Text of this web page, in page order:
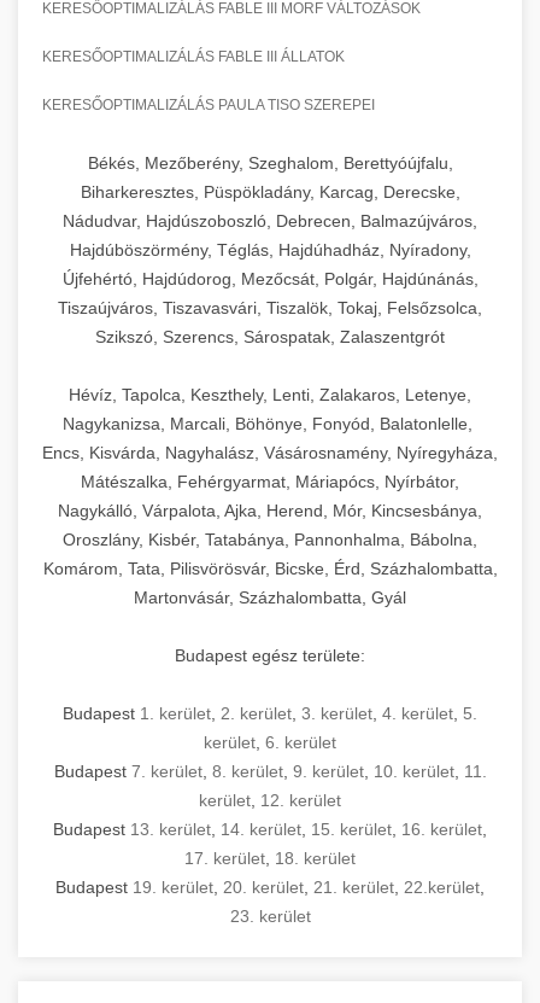
KERESŐOPTIMALIZÁLÁS FABLE III MORF VÁLTOZÁSOK
KERESŐOPTIMALIZÁLÁS FABLE III ÁLLATOK
KERESŐOPTIMALIZÁLÁS PAULA TISO SZEREPEI
Békés, Mezőberény, Szeghalom, Berettyóújfalu,
Biharkeresztes, Püspökladány, Karcag, Derecske,
Nádudvar, Hajdúszoboszló, Debrecen, Balmazújváros,
Hajdúböszörmény, Téglás, Hajdúhadház, Nyíradony,
Újfehértó, Hajdúdorog, Mezőcsát, Polgár, Hajdúnánás,
Tiszaújváros, Tiszavasvári, Tiszalök, Tokaj, Felsőzsolca,
Szikszó, Szerencs, Sárospatak, Zalaszentgrót
Hévíz, Tapolca, Keszthely, Lenti, Zalakaros, Letenye,
Nagykanizsa, Marcali, Böhönye, Fonyód, Balatonlelle,
Encs, Kisvárda, Nagyhalász, Vásárosnamény, Nyíregyháza,
Mátészalka, Fehérgyarmat, Máriapócs, Nyírbátor,
Nagykálló, Várpalota, Ajka, Herend, Mór, Kincsesbánya,
Oroszlány, Kisbér, Tatabánya, Pannonhalma, Bábolna,
Komárom, Tata, Pilisvörösvár, Bicske, Érd, Százhalombatta,
Martonvásár, Százhalombatta, Gyál
Budapest egész területe:
Budapest 1. kerület 2. kerület 3. kerület 4. kerület 5.
kerület 6. kerület
Budapest 7. kerület, 8. kerület, 9. kerület, 10. kerület, 11.
kerület 12. kerület
Budapest 13. kerület 14. kerület 15. kerület 16. kerület
17. kerület 18. kerület
Budapest 19. kerület 20. kerület 21. kerület 22.kerület
23. kerület